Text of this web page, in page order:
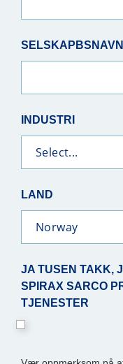
SELSKAPBSNAVN
INDUSTRI
LAND
JA TUSEN TAKK,
SPIRAX SARCO
TJENESTER